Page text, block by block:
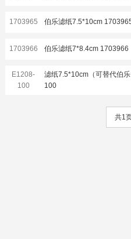
1703965 伯乐滤纸7.5*10cm
1703966 伯乐滤纸7*8.4cm 1703966
E1208-
100
滤纸7.5*10cm（可替代伯
100
共1